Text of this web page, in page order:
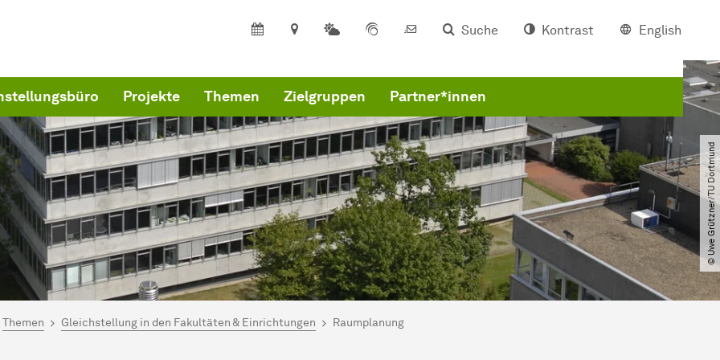
Suche Kontrast English
Projekte Themen Zielgruppen Partner*innen
© Uwe Grützner​/​TU Dortmund
hier:
Themen Gleichstellung in den Fakultäten & Einrichtungen Raumplanung